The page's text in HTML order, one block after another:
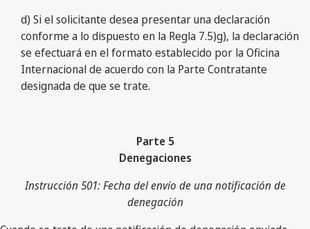
d) Si el solicitante desea presentar una declaración
conforme a lo dispuesto en la Regla 7.5)g), la declaración
se efectuará en el formato establecido por la Oficina
Internacional de acuerdo con la Parte Contratante
designada de que se trate.
Parte 5
Denegaciones
Instrucción 501: Fecha del envío de una notificación de
denegación